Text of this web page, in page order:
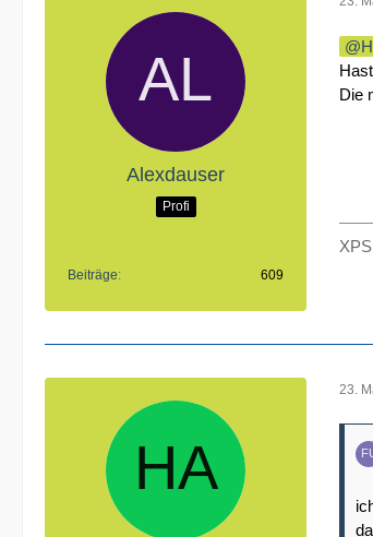
Alexdauser
Profi
Beiträge 609
Die
23.